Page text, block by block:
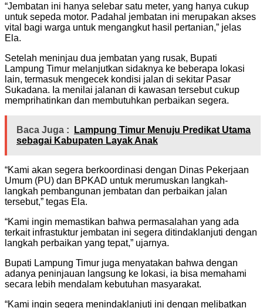
“Jembatan ini hanya selebar satu meter, yang hanya cukup
untuk sepeda motor. Padahal jembatan ini merupakan akses
vital bagi warga untuk mengangkut hasil pertanian,” jelas
Ela.
Setelah meninjau dua jembatan yang rusak, Bupati
Lampung Timur melanjutkan sidaknya ke beberapa lokasi
lain, termasuk mengecek kondisi jalan di sekitar Pasar
Sukadana. Ia menilai jalanan di kawasan tersebut cukup
memprihatinkan dan membutuhkan perbaikan segera.
Baca Juga :
Lampung Timur Menuju Predikat Utama
sebagai Kabupaten Layak Anak
“Kami akan segera berkoordinasi dengan Dinas Pekerjaan
Umum (PU) dan BPKAD untuk merumuskan langkah-
langkah pembangunan jembatan dan perbaikan jalan
tersebut,” tegas Ela.
“Kami ingin memastikan bahwa permasalahan yang ada
terkait infrastuktur jembatan ini segera ditindaklanjuti dengan
langkah perbaikan yang tepat,” ujarnya.
Bupati Lampung Timur juga menyatakan bahwa dengan
adanya peninjauan langsung ke lokasi, ia bisa memahami
secara lebih mendalam kebutuhan masyarakat.
“Kami ingin segera menindaklanjuti ini dengan melibatkan